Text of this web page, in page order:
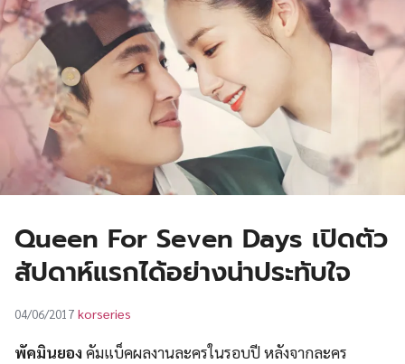
Queen For Seven Days เปิดตัว
สัปดาห์แรกได้อย่างน่าประทับใจ
04/06/2017 korseries
พัคมินยองคัมแบ็คผลงานละครในรอบปี หลังจากละคร